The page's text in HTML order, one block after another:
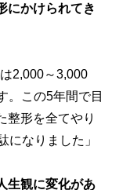
かけられてき
2,000～3,000
。この5年間で目
整形を全てやり
になりました」
生観に変化があ